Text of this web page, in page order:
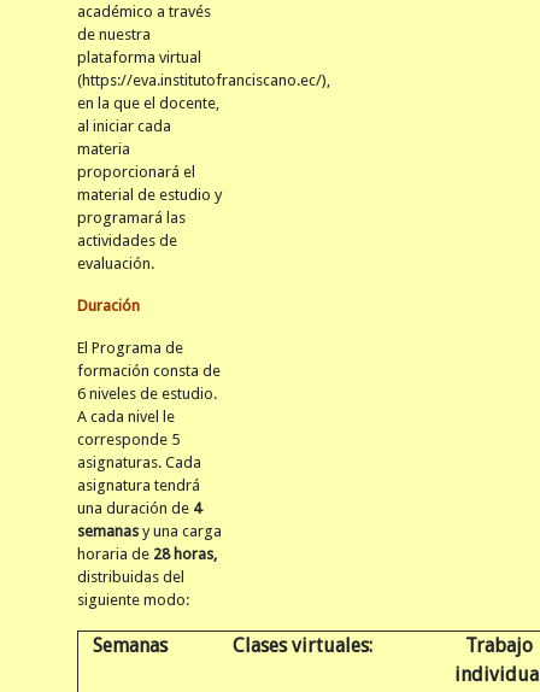
académico a través
de nuestra
plataforma virtual
(https://eva.institutofranciscano.ec/),
en la que el docente,
al iniciar cada
materia
proporcionará el
material de estudio y
programará las
actividades de
evaluación.
Duración
El Programa de
formación consta de
6 niveles de estudio.
A cada nivel le
corresponde 5
asignaturas. Cada
asignatura tendrá
una duración de 4
semanas y una carga
horaria de 28 horas,
distribuidas del
siguiente modo:
Semanas Clases virtuales:
Trabajo